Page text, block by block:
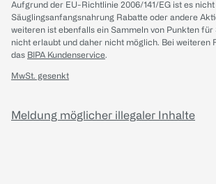
Aufgrund der EU-Richtlinie 2006/141/EG ist es
Säuglingsanfangsnahrung Rabatte oder andere
weiteren ist ebenfalls ein Sammeln von Punkten
nicht erlaubt und daher nicht möglich. Bei weiteren
das BIPA Kundenservice.
MwSt. gesenkt
Meldung möglicher illegaler Inhalte